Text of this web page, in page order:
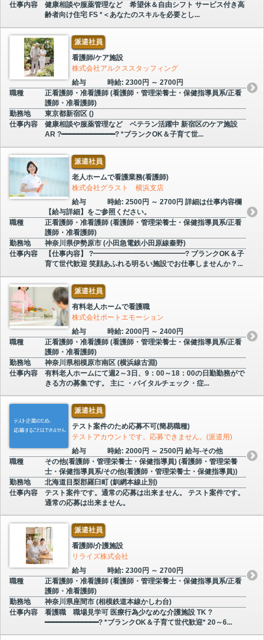
仕事内容
健康相談や服薬管理など 希望休＆自由シフト サービス付き高
齢者向け住宅 FS *＜あなたのスキルを必要とし...
派遣社員
看護師/ケア施設
株式会社アルクススタッフィング
給与
時給: 2300円 ～ 2700円
職種
正看護師・准看護師 (看護師・管理栄養士・保健指導員系/正看
護師・准看護師)
勤務地
東京都新宿区 ()
仕事内容
健康相談や服薬管理など ベテラン活躍中 新宿区のケア施設
AR ?━━━━━━━━━━━━━? *ブランクOK＆子育て世...
派遣社員
老人ホームで看護業務(看護師)
株式会社グラスト 横浜支店
給与
時給: 2500円 ～ 2700円 詳細は仕事内容欄
【給与詳細】をご参照ください。
職種
正看護師・准看護師 (看護師・管理栄養士・保健指導員系/正看
護師・准看護師)
勤務地
神奈川県伊勢原市 (小田急電鉄小田原線秦野)
仕事内容
【仕事内容】 ?━━━━━━━━━━━━━? ブランクOK＆子
育て世代歓迎 笑顔あふれる明るい施設でお仕事しませんか？...
派遣社員
有料老人ホームで看護職
株式会社ポートエモーション
給与
時給: 2000円 ～ 2400円
職種
正看護師・准看護師 (看護師・管理栄養士・保健指導員系/正看
護師・准看護師)
勤務地
神奈川県相模原市南区 (横浜線古淵)
仕事内容
有料老人ホームにて週2～3日、9：00～18：00の日勤勤務がで
きる方の募集です。 主に ・バイタルチェック・症...
派遣社員
テスト案件のため応募不可(簡易職種)
テストアカウントです。応募できません。(派遣用)
給与
時給: 2000円 ～ 2500円 給与-その他
職種
その他(看護師・管理栄養士・保健指導員) (看護師・管理栄養
士・保健指導員系/その他(看護師・管理栄養士・保健指導員))
勤務地
北海道目梨郡羅臼町 (釧網本線止別)
仕事内容
テスト案件です。通常の応募は出来ません。 テスト案件です。
通常の応募は出来ません。
派遣社員
看護師/介護施設
リライズ株式会社
給与
時給: 2300円 ～ 2700円
職種
正看護師・准看護師 (看護師・管理栄養士・保健指導員系/正看
護師・准看護師)
勤務地
神奈川県座間市 (相模鉄道本線かしわ台)
仕事内容
看護職 職場見学可 医療行為少なめな介護施設 TK ?
━━━━━━━━━━━━━? *ブランクOK＆子育て世代歓迎* 20～6...